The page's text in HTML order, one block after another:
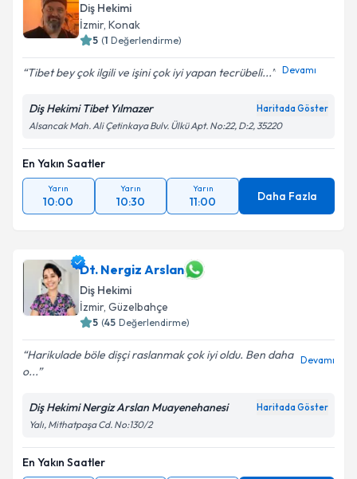
Diş Hekimi
İzmir, Konak
5 (1 Değerlendirme)
Tibet bey çok ilgili ve işini çok iyi yapan tecrübeli... Devamı
Diş Hekimi Tibet Yılmazer Haritada Göster
Alsancak Mah. Ali Çetinkaya Bulv. Ülkü Apt. No:22, D:2, 35220
En Yakın Saatler
Yarın
10:00
Yarın
10:30
Yarın
11:00 Daha Fazla
Dt. Nergiz Arslan
Diş Hekimi
İzmir, Güzelbahçe
5 (45 Değerlendirme)
Harikulade böle dișçi raslanmak çok iyi oldu. Ben daha
o...
Devamı
Diş Hekimi Nergiz Arslan Muayenehanesi Haritada Göster
Yalı, Mithatpaşa Cd. No:130/2
En Yakın Saatler